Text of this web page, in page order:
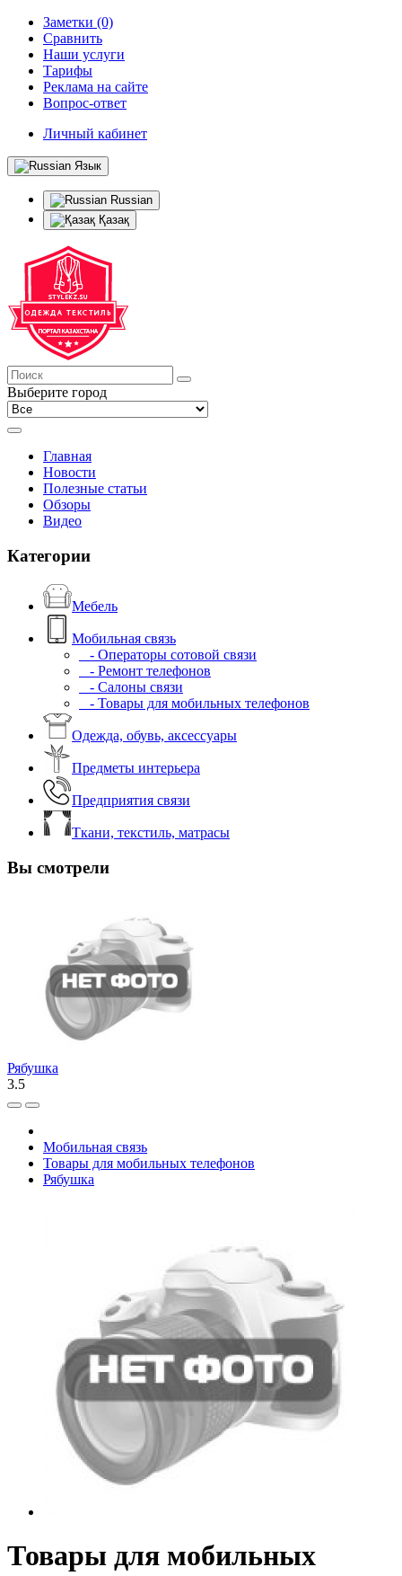
Заметки (0)
Сравнить
Наши услуги
Тарифы
Реклама на сайте
Вопрос-ответ
Личный кабинет
Язык
Russian
Қазақ
Выберите город
Главная
Новости
Полезные статьи
Обзоры
Видео
Категории
Мебель
Мобильная связь
- Операторы сотовой связи
- Ремонт телефонов
- Салоны связи
- Товары для мобильных телефонов
Одежда, обувь, аксессуары
Предметы интерьера
Предприятия связи
Ткани, текстиль, матрасы
Вы смотрели
Рябушка
3.5
Мобильная связь
Товары для мобильных телефонов
Рябушка
Товары для мобильных